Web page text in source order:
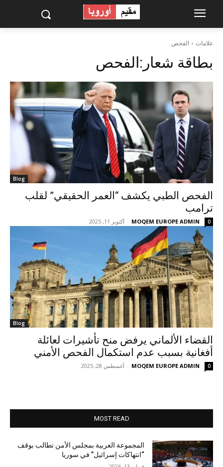
علامات الفحص
بطاقة شعار:الفحص
Blog
الفحص الطبي يكشف “العمر الحقيقي” لقلب
ترامب
MOQEM EUROPE ADMIN
- أكتوبر 11, 2025 0
Blog
القضاء الألماني يرفض منح تأشيرات لعائلة
أفغانية بسبب عدم استكمال الفحص الأمني
MOQEM EUROPE ADMIN
- أغسطس 28, 2025 0
MOST READ
المجموعة العربية بمجلس الأمن تطالب بوقف
“انتهاكات إسرائيل” في سوريا